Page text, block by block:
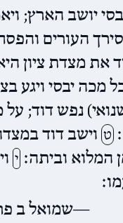
יושב הארץ;
העורים
את מצדת ציון
מכה יבסי ויגע
נפש דוד; על
ט וישב דוד
המלוא וביתה׃ י
שמואל ב